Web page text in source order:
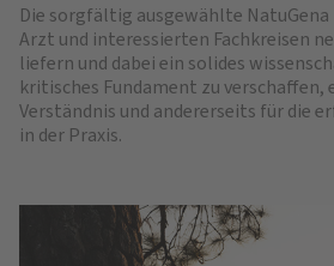
Die sorgfältig ausgewählte
Arzt und interessierten Fachkreisen
liefern und dabei ein solides
kritisches Fundament zu verschaffen,
Verständnis und andererseits für die
in der Praxis.